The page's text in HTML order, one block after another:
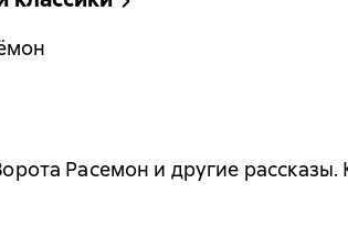
Расемон и другие